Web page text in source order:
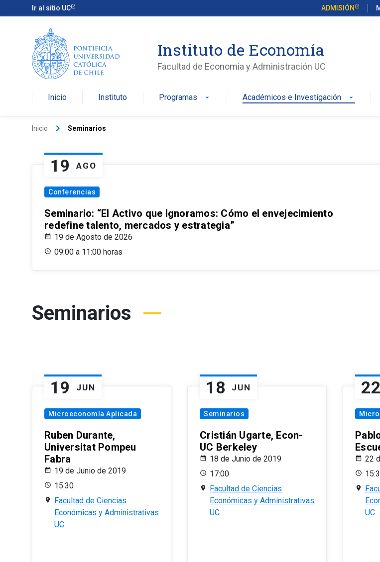
Ir al sitio UC ADMISIÓN
Instituto de Economía
Facultad de Economía y Administración UC
Inicio Instituto Programas arrow_drop_down Académicos e Investigación arrow_drop_down
Inicio keyboard_arrow_right Seminarios
19 AGO
Conferencias
Seminario: “El Activo que Ignoramos: Cómo el envejecimiento
redefine talento, mercados y estrategia”
19 de Agosto de 2026
09:00 a 11:00 horas
Seminarios
19 JUN
Microeconomía Aplicada
Ruben Durante,
Universitat Pompeu
Fabra
19 de Junio de 2019
15:30
Facultad de Ciencias
Económicas y Administrativas
UC
18 JUN
Seminarios
Cristián Ugarte, Econ-
UC Berkeley
18 de Junio de 2019
17:00
Facultad de Ciencias
Económicas y Administrativas
UC
22
22
UC